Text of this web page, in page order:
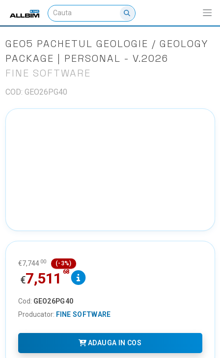
GEO5 PACHETUL GEOLOGIE / GEOLOGY
PACKAGE | PERSONAL - V.2026
FINE SOFTWARE
COD: GEO26PG40
€7,744 00 (-3%)
€7,511 68
Cod: GEO26PG40
Producator: FINE SOFTWARE
ADAUGA IN COS